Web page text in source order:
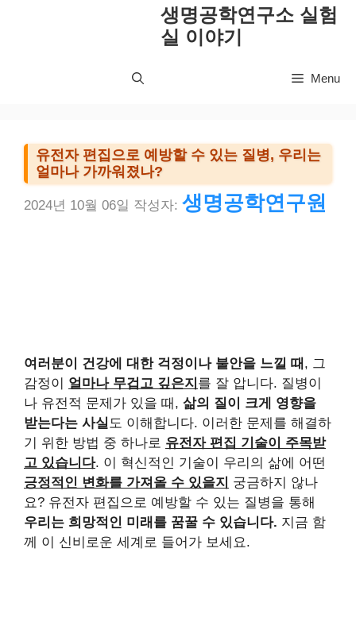
생명공학연구소 실험
실 이야기
Menu
유전자 편집으로 예방할 수 있는 질병, 우리는
얼마나 가까워졌나?
2024년 10월 06일 작성자: 생명공학연구원
여러분이 건강에 대한 걱정이나 불안을 느낄 때 , 그
감정이 얼마나 무겁고 깊은지 를 잘 압니다. 질병이
나 유전적 문제가 있을 때, 삶의 질이 크게 영향을
받는다는 사실 도 이해합니다. 이러한 문제를 해결하
기 위한 방법 중 하나로 유전자 편집 기술이 주목받
고 있습니다. 이 혁신적인 기술이 우리의 삶에 어떤
긍정적인 변화를 가져올 수 있을지 궁금하지 않나
요? 유전자 편집으로 예방할 수 있는 질병을 통해
우리는 희망적인 미래를 꿈꿀 수 있습니다. 지금 함
께 이 신비로운 세계로 들어가 보세요.